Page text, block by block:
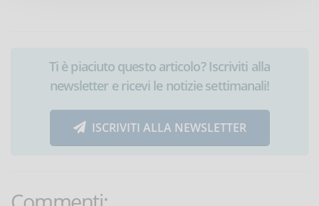
Ti è piaciuto questo articolo? Iscriviti alla
newsletter e ricevi le notizie settimanali!
ISCRIVITI ALLA NEWSLETTER